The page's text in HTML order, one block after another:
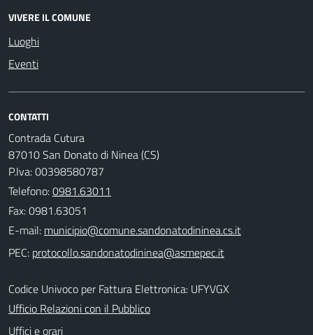
VIVERE IL COMUNE
Luoghi
Eventi
CONTATTI
Contrada Cutura
87010 San Donato di Ninea (CS)
P.Iva: 00398580787
Telefono:0981.63011
Fax: 0981.63051
E-mail:
PEC:
Codice Univoco per Fattura Elettronica: UFYVGX
Ufficio Relazioni con il Pubblico
Uffici e orari